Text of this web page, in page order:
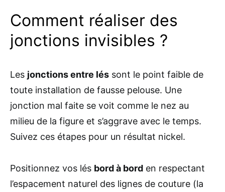
Comment réaliser des
jonctions invisibles ?
Les jonctions entre lés sont le point faible de
toute installation de fausse pelouse. Une
jonction mal faite se voit comme le nez au
milieu de la figure et s’aggrave avec le temps.
Suivez ces étapes pour un résultat nickel.
Positionnez vos lés bord à bord en respectant
l’espacement naturel des lignes de couture (la